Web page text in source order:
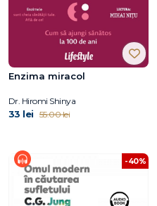
Enzima miracol
Dr. Hiromi Shinya
33 lei 55.00 lei
-40%